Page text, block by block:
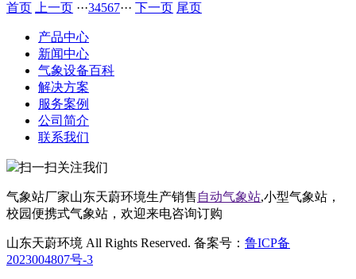
首页 上一页 ···34567··· 下一页 尾页
产品中心
新闻中心
气象设备百科
解决方案
服务案例
公司简介
联系我们
扫一扫关注我们
气象站厂家山东天蔚环境生产销售 自动气象站,小型气象站，
校园便携式气象站，欢迎来电咨询订购
山东天蔚环境 All Rights Reserved. 备案号： 鲁ICP备
2023004807号-3